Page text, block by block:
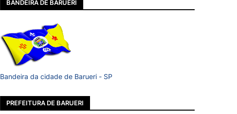
BANDEIRA DE BARUERI
Bandeira da cidade de Barueri - SP
PREFEITURA DE BARUERI